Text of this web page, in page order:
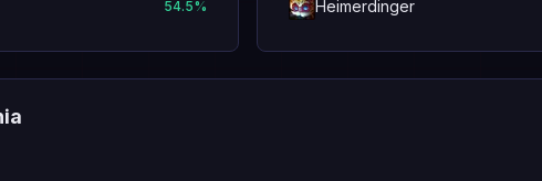
54.5% Heimerdinger